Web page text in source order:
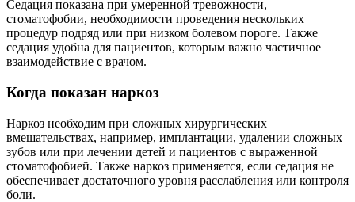
Седация показана при умеренной тревожности,
стоматофобии, необходимости проведения нескольких
процедур подряд или при низком болевом пороге. Также
седация удобна для пациентов, которым важно частичное
взаимодействие с врачом.
Когда показан наркоз
Наркоз необходим при сложных хирургических
вмешательствах, например, имплантации, удалении сложных
зубов или при лечении детей и пациентов с выраженной
стоматофобией. Также наркоз применяется, если седация не
обеспечивает достаточного уровня расслабления или контроля
боли.